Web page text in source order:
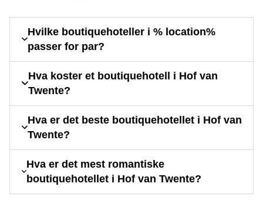
Hvilke boutiquehoteller i % location%
passer for par?
Hva koster et boutiquehotell i Hof van
Twente?
Hva er det beste boutiquehotellet i Hof van
Twente?
Hva er det mest romantiske
boutiquehotellet i Hof van Twente?